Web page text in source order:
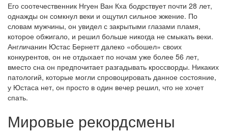
Его соотечественник Нгуен Ван Кха бодрствует почти 28 лет,
однажды он сомкнул веки и ощутил сильное жжение. По
словам мужчины, он увидел с закрытыми глазами пламя,
которое обжигало, и решил больше никогда не смыкать веки.
Англичанин Юстас Бернетт далеко «обошел» своих
конкурентов, он не отдыхает по ночам уже более 56 лет,
вместо сна он предпочитает разгадывать кроссворды. Никаких
патологий, которые могли спровоцировать данное состояние,
у Юстаса нет, он просто в один вечер решил, что не хочет
спать.
Мировые рекордсмены